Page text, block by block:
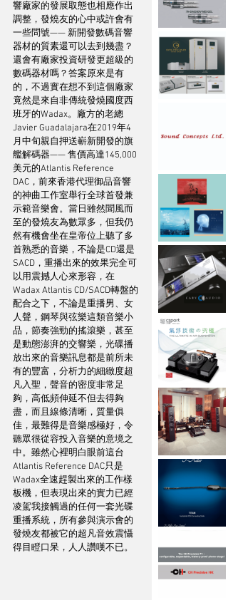
響廠家的發展取態也相應作出
調整，發燒友的心中或許會有
一些問號—— 新開發數碼音響
器材的質素還可以去到幾盡？
還會有廠家投資研發更超級的
數碼器材嗎？答案原來是有
的，不過實在想不到這個廠家
竟然是來自非傳統發燒國度西
班牙的Wadax。廠方的老總
Javier Guadalajara在2019年4
月中旬親自押送嶄新開發的旗
艦解碼器—— 售價高達145,000
美元的Atlantis Reference
DAC，前來香港代理御品音響
的神曲工作室舉行全球首發兼
示範音樂會。當日雖然聞風而
至的發燒友為數眾多，但我仍
然有機會坐在皇帝位上聽了多
首熟悉的音樂，不論是CD還是
SACD，重播出來的效果完全可
以用震撼人心來形容，在
Wadax Atlantis CD/SACD轉盤的
配合之下，不論是重播男、女
人聲，鋼琴與弦樂這類音樂小
品，節奏強勁的搖滾樂，甚至
是動態澎湃的交響樂，光碟播
放出來的音樂訊息都是前所未
有的豐富，分析力的細緻度超
凡入聖，聲音的密度非常足
夠，高低頻伸延不但去得夠
盡，而且線條清晰，質量俱
佳，最難得是音樂感極好，令
聽眾很從容投入音樂的意境之
中。雖然心裡明白眼前這台
Atlantis Reference DAC只是
Wadax全速趕製出來的工作樣
板機，但表現出來的實力已經
凌駕我接觸過的任何一套光碟
重播系統，所有參與演示會的
發燒友都被它的超凡音效震懾
得目瞪口呆，人人讚嘆不已。